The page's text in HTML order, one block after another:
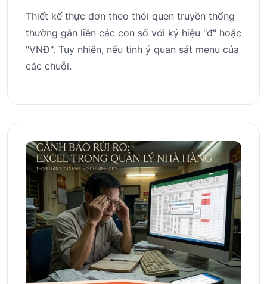
Thiết kế thực đơn theo thói quen truyền thống
thường gắn liền các con số với ký hiệu "đ" hoặc
"VNĐ". Tuy nhiên, nếu tinh ý quan sát menu của
các chuỗi.